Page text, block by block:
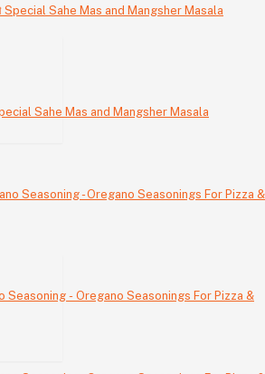
Special Sahe Mas and Mangsher Masala
Seasoning - Oregano Seasonings For Pizza &